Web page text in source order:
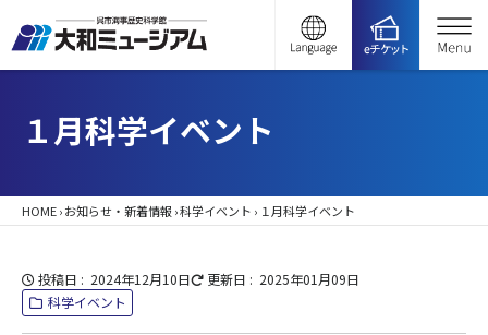
１月科学イベント
HOME›お知らせ・新着情報 ›科学イベント › １月科学イベント
投稿日 2024年12月10日 更新日
2025年01月09日
科学イベント